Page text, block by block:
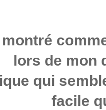
lors de mon
qui
facile